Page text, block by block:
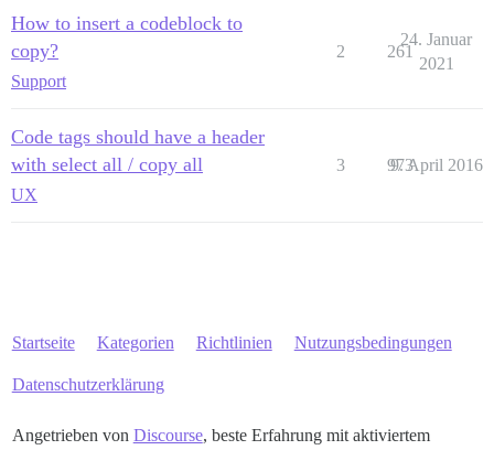
How to insert a codeblock to
copy?
Support
2 261
24. Januar
2021
Code tags should have a header
with select all / copy all
UX
3 973
9. April 2016
Startseite Kategorien Richtlinien Nutzungsbedingungen
Datenschutzerklärung
Angetrieben von Discourse, beste Erfahrung mit aktiviertem